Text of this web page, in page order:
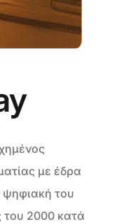
με έδρα
ψηφιακή του
του 2000 κατά